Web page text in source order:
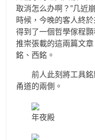
取消怎么办啊？”几近
時候，今晚的客人終
得到了一個哲學傢程
推崇張載的這兩篇文
銘、西銘。
前人此刻將工具銘
甬道的兩側。
年夜殿